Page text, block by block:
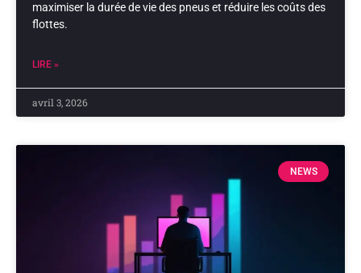
maximiser la durée de vie des pneus et réduire les coûts des
flottes.
LIRE »
avril 3, 2026
NEWS